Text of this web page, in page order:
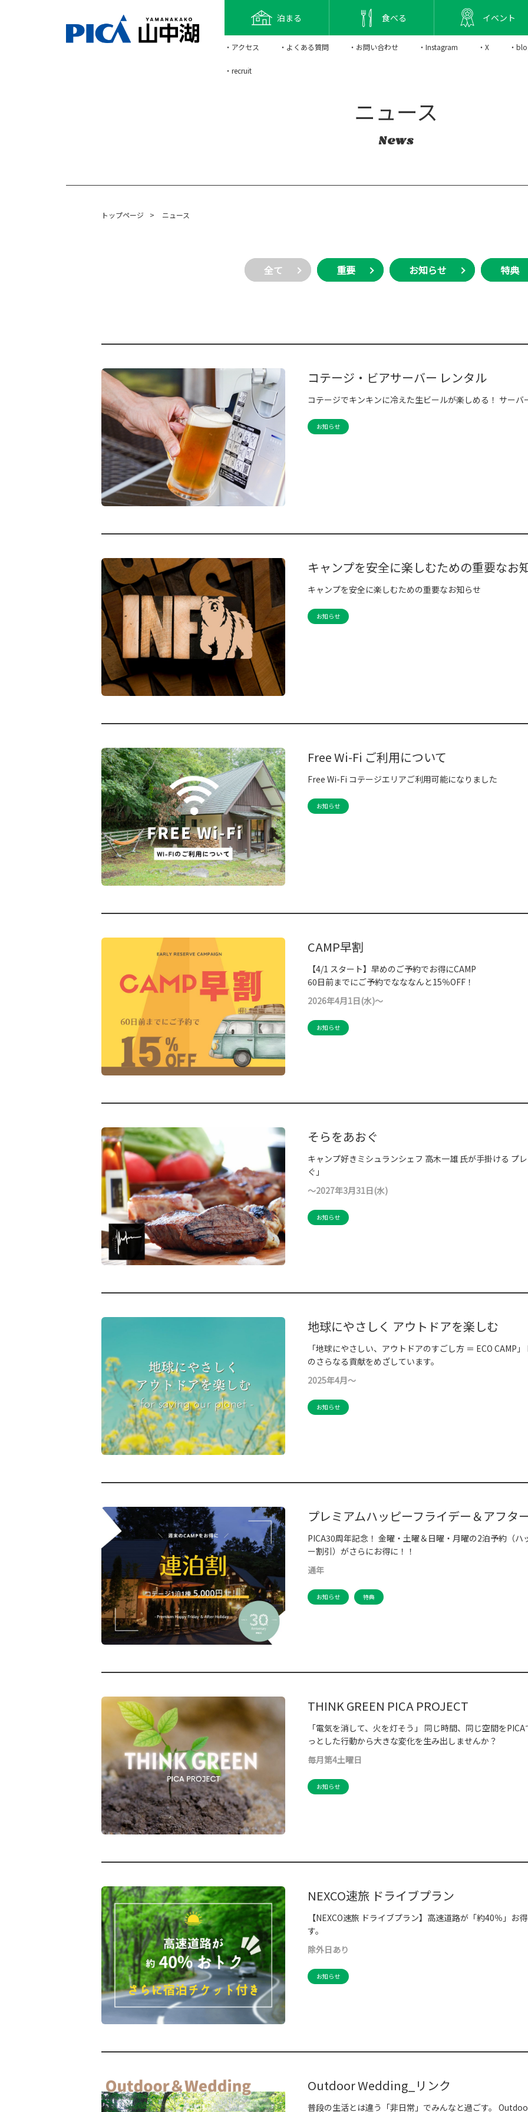
泊まる 食べる イベント
・アクセス ・よくある質問 ・お問い合わせ ・Instagram ・X ・
・recruit
ニュース
News
トップページ > ニュース
全て 重要 お知らせ 特典
コテージ・ビアサーバー レンタル
コテージでキンキンに冷えた生ビールが楽しめる！ サーバ
お知らせ
キャンプを安全に楽しむための重要なお
キャンプを安全に楽しむための重要なお知らせ
お知らせ
Free Wi-Fi ご利用について
Free Wi-Fi コテージエリアご利用可能になりました
お知らせ
CAMP早割
【4/1 スタート】早めのご予約でお得にCAMP
60日前までにご予約でなななんと15％OFF！
2026年4月1日(水)～
お知らせ
そらをあおぐ
キャンプ好きミシュランシェフ ⾼⽊⼀雄 ⽒が手掛ける プ
ぐ」
～2027年3月31日(水)
お知らせ
地球にやさしく アウトドアを楽しむ
「地球にやさしい、アウトドアのすごし方 ＝ ECO CAMP
のさらなる貢献をめざしています。
2025年4月～
お知らせ
プレミアムハッピーフライデー＆アフタ
PICA30周年記念！ 金曜・土曜＆日曜・月曜の2泊予約（
ー割引）がさらにお得に！！
通年
お知らせ 特典
THINK GREEN PICA PROJECT
「電気を消して、火を灯そう」 同じ時間、同じ空間を
っとした行動から大きな変化を生み出しませんか？
毎月第4土曜日
お知らせ
NEXCO速旅 ドライブプラン
【NEXCO速旅 ドライブプラン】高速道路が「約40％」お
す。
除外日あり
お知らせ
Outdoor Wedding_リンク
普段の生活とは違う「非日常」でみんなと過ごす。